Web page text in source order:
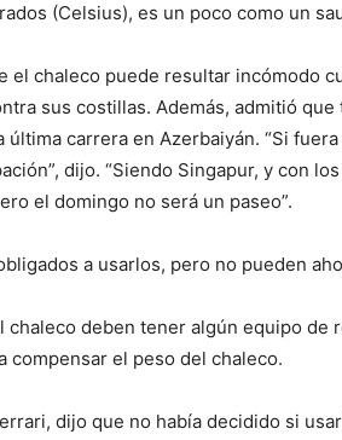
(Celsius), es un poco como un
el chaleco puede resultar incómodo
sus costillas. Además, admitió que
última carrera en Azerbaiyán. “Si
dijo. “Siendo Singapur, y con
el domingo no será un paseo”.
a usarlos, pero no pueden
chaleco deben tener algún equipo de
compensar el peso del chaleco.
dijo que no había decidido si